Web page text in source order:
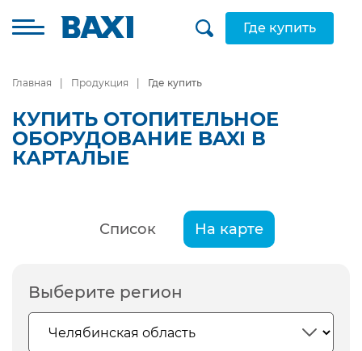
Где купить
Главная Продукция Где купить
КУПИТЬ ОТОПИТЕЛЬНОЕ
ОБОРУДОВАНИЕ BAXI В
КАРТАЛЫЕ
Список На карте
Выберите регион